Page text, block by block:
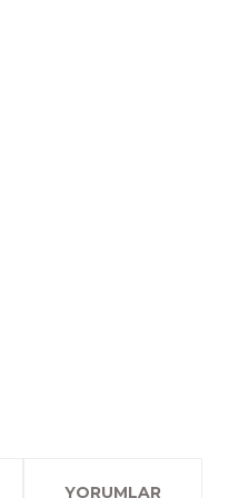
YORUMLAR